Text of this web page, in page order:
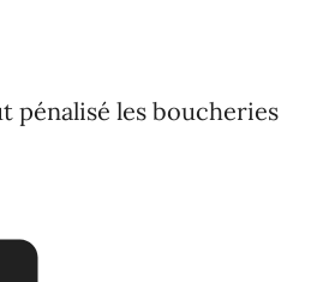
pénalisé les boucheries